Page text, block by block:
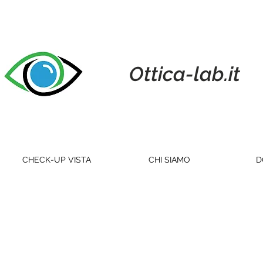
Ottica-lab.it
CHECK-UP VISTA CHI SIAMO